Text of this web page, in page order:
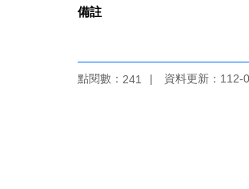
備註
點閱數： 241 資料更新：112-